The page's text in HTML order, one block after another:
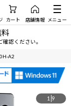
カート 店舗情報 メニュー
認ください。
A2
1 9